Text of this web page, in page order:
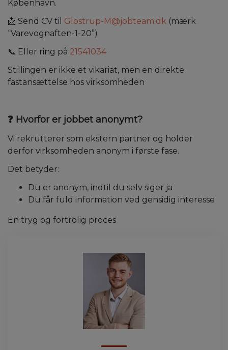
København.
📩 Send CV til Glostrup-M@jobteam.dk (mærk
“Varevognaften-1-20”)
📞 Eller ring på 21541034
Stillingen er ikke et vikariat, men en direkte
fastansættelse hos virksomheden
❓ Hvorfor er jobbet anonymt?
Vi rekrutterer som ekstern partner og holder
derfor virksomheden anonym i første fase.
Det betyder:
Du er anonym, indtil du selv siger ja
Du får fuld information ved gensidig interesse
En tryg og fortrolig proces